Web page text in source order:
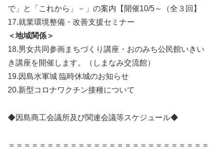
で」と「これから」－」の案内【開催10/5～（全３回】
17.就業環境整備・改善支援セミナー
＜地域関係＞
18.男女共同参画まちづくり講座・おのみち公民館いきい
き講座を開催します。（しまなみ交流館）
19.因島水軍城 臨時休城のお知らせ
20.新型コロナワクチン接種について
◆因島商工会議所及び関連会議等スケジュール◆
＝＝＝＝＝＝＝＝＝＝＝＝＝＝＝＝＝＝＝＝＝＝＝＝＝＝